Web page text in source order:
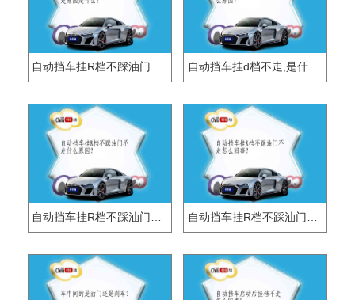
自动挡车挂R档不踩油门不走原因是什么？ 自动挡车挂d档不走,是什么原因？
自动挡车挂R档不踩油门不走什么原因？ 自动挡车挂R档不踩油门不走怎么回事？